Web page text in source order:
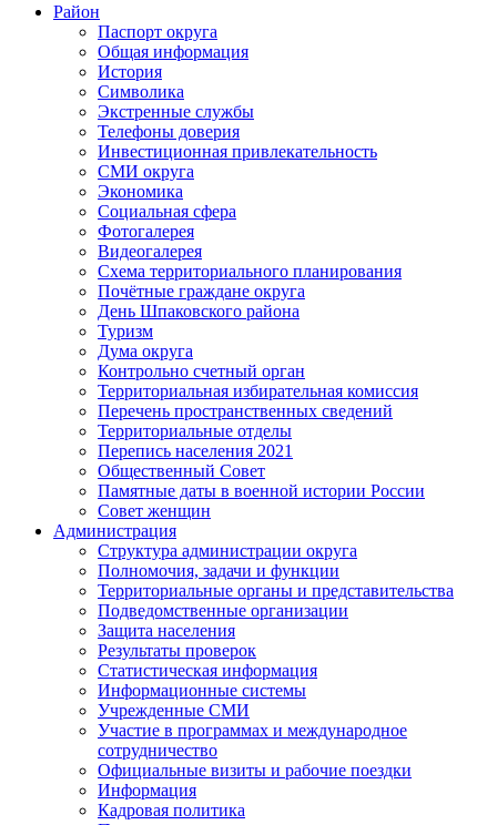
Район
Паспорт округа
Общая информация
История
Символика
Экстренные службы
Телефоны доверия
Инвестиционная привлекательность
СМИ округа
Экономика
Социальная сфера
Фотогалерея
Видеогалерея
Схема территориального планирования
Почётные граждане округа
День Шпаковского района
Туризм
Дума округа
Контрольно счетный орган
Территориальная избирательная комиссия
Перечень пространственных сведений
Территориальные отделы
Перепись населения 2021
Общественный Совет
Памятные даты в военной истории России
Совет женщин
Администрация
Структура администрации округа
Полномочия, задачи и функции
Территориальные органы и представительства
Подведомственные организации
Защита населения
Результаты проверок
Статистическая информация
Информационные системы
Учрежденные СМИ
Участие в программах и международное
сотрудничество
Официальные визиты и рабочие поездки
Информация
Кадровая политика